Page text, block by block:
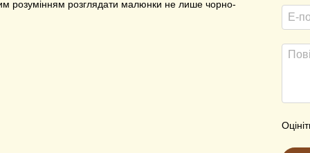
розумінням розглядати малюнки не лише чорно-